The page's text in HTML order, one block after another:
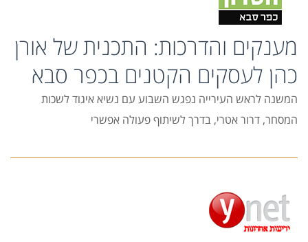
מענקים והדרכות: התכנית של אורן
כהן לעסקים הקטנים בכפר סבא
המשנה לראש העירייה נפגש השבוע עם נשיא איגוד לשכות
המסחר, דרור אטרי, בדרך לשיתוף פעולה אפשרי